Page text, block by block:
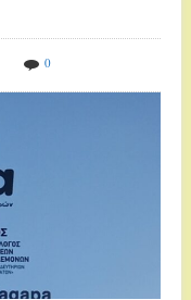
0